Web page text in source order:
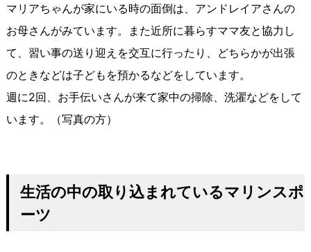
マリアちゃんが家にいる時の面倒は、アンドレイアさんの
お母さんがみています。また近所に暮らすママ友と協力し
て、習い事の送り迎えを交互に行ったり、どちらかが出張
のときなどは子どもを預かるなどをしています。
週に2回、お手伝いさんが来て家中の掃除、洗濯などをして
います。（写真の方）
生活の中の取り込まれているマリンスポ
ーツ